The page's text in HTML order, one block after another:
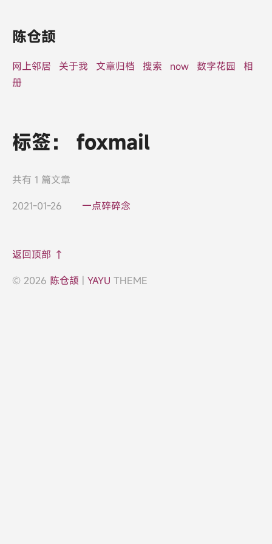
陈仓颉
网上邻居 关于我 文章归档 搜索 now 数字花园
相
册
标签： foxmail
共有 1 篇文章
2021-01-26
一点碎碎念
返回顶部 ↑
© 2026 陈仓颉 | YAYU THEME